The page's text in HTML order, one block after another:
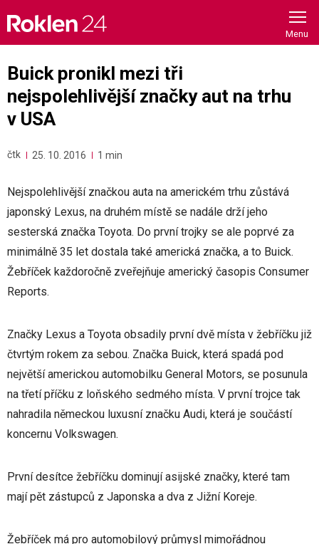
content
Buick pronikl mezi tři
nejspolehlivější značky aut na trhu
v USA
čtk 25. 10. 2016 1 min
Nejspolehlivější značkou auta na americkém trhu zůstává
japonský Lexus, na druhém místě se nadále drží jeho
sesterská značka Toyota. Do první trojky se ale poprvé za
minimálně 35 let dostala také americká značka, a to Buick.
Žebříček každoročně zveřejňuje americký časopis Consumer
Reports.
Značky Lexus a Toyota obsadily první dvě místa v žebříčku již
čtvrtým rokem za sebou. Značka Buick, která spadá pod
největší americkou automobilku General Motors, se posunula
na třetí příčku z loňského sedmého místa. V první trojce tak
nahradila německou luxusní značku Audi, která je součástí
koncernu Volkswagen.
První desítce žebříčku dominují asijské značky, které tam
mají pět zástupců z Japonska a dva z Jižní Koreje.
Žebříček má pro automobilový průmysl mimořádnou